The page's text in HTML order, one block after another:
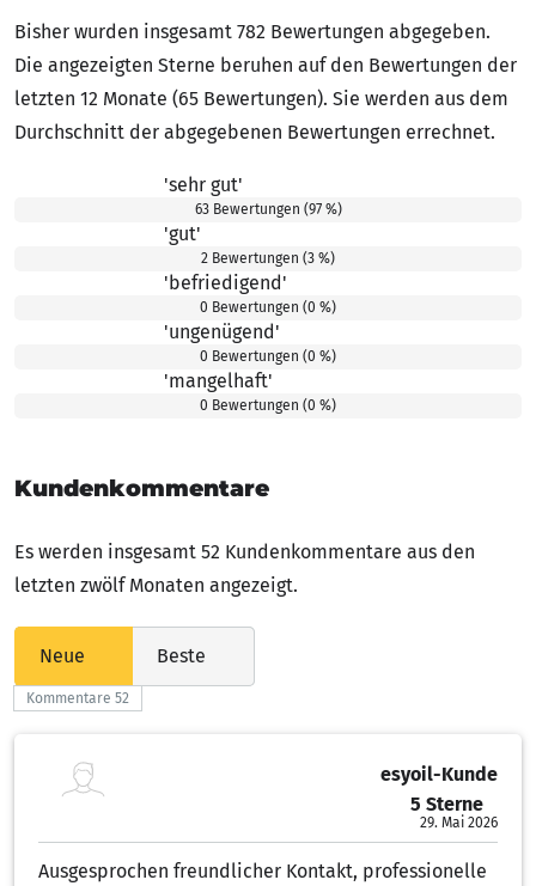
Bisher wurden insgesamt 782 Bewertungen abgegeben.
Die angezeigten Sterne beruhen auf den Bewertungen der
letzten 12 Monate (65 Bewertungen). Sie werden aus dem
Durchschnitt der abgegebenen Bewertungen errechnet.
5.00 von 5 Sternen'sehr gut'
63 Bewertungen (97 %)
4.00 von 5 Sternen'gut'
2 Bewertungen (3 %)
3.00 von 5 Sternen'befriedigend'
0 Bewertungen (0 %)
2.00 von 5 Sternen'ungenügend'
0 Bewertungen (0 %)
1.00 von 5 Sternen'mangelhaft'
0 Bewertungen (0 %)
Kundenkommentare
Es werden insgesamt 52 Kundenkommentare aus den
letzten zwölf Monaten angezeigt.
Neue Beste
Kommentare 52
esyoil-Kunde
5 Sterne
29. Mai 2026
Ausgesprochen freundlicher Kontakt, professionelle